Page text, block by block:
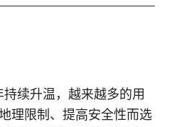
续升温，越来越多的用
理限制、提高安全性而选